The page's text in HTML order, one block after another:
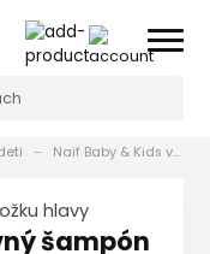
Naif Baby & Kids výživný šampón pre detskú pokožku hlavy
hlavy
šampón